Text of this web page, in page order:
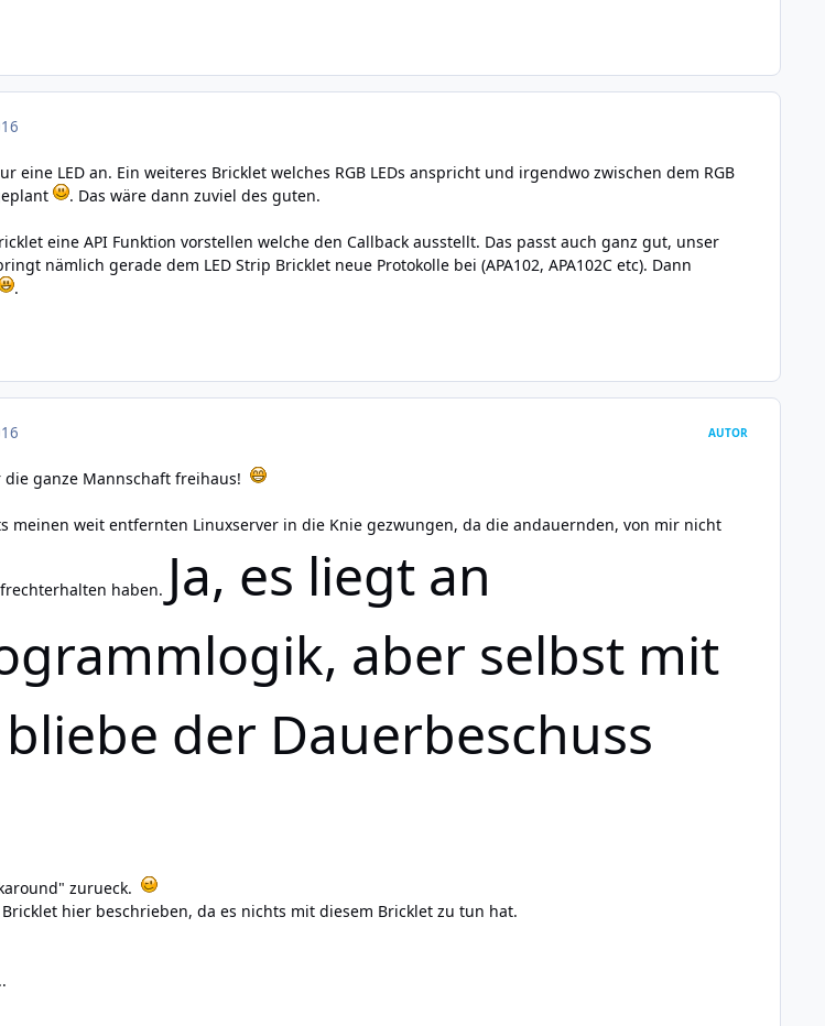
eine LED an. Ein weiteres Bricklet welches RGB LEDs anspricht und irgendwo zwischen dem RGB
. Das wäre dann zuviel des guten.
eine API Funktion vorstellen welche den Callback ausstellt. Das passt auch ganz gut, unser
nämlich gerade dem LED Strip Bricklet neue Protokolle bei (APA102, APA102C etc). Dann
.
AUTOR
ganze Mannschaft freihaus!
meinen weit entfernten Linuxserver in die Knie gezwungen, da die andauernden, von mir nicht
haben. Ja, es liegt an
aber selbst mit
der Dauerbeschuss
zurueck.
Bricklet hier beschrieben, da es nichts mit diesem Bricklet zu tun hat.